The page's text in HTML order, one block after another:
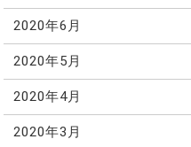
2020年6月
2020年5月
2020年4月
2020年3月